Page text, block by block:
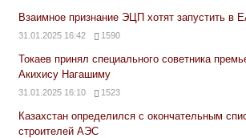
Взаимное признание ЭЦП хотят запустить в
31.01.2025 16:42 1590
Токаев принял специального советника
Акихису Нагашиму
31.01.2025 16:10 1523
Казахстан определился с окончательным
строителей АЭС